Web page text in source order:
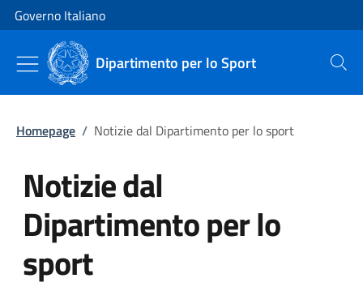
Vai al contenuto
Vai alla navigazione del sito
Governo Italiano
Dipartimento per lo Sport Cerca
Homepage / Notizie dal Dipartimento per lo sport
Notizie dal
Dipartimento per lo
sport